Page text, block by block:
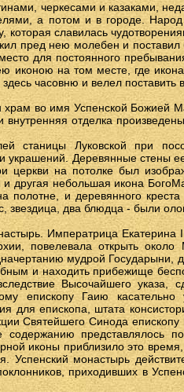
черкесами и казаками,
а потом и в городе. Народ
которая славилась
пред нею молебен и
для постоянного
иконою на том месте, где
часовню и велел поставить
во имя Успенской Божией
внутренняя отделка
станицы Луковской при
украшений. Деревянные стены
церкви на потолке был
другая небольшая икона
полотне, и деревянного
звездица, два блюдца - были
Императрица Екатерина
повелевала открыть около
мудрой Государыни,
и находить прибежище
Высочайшего указа,
епископу Гаию
для епископа, штата
Святейшего Синода
представлялось
иконы приблизило это
Успенский монастырь
приходивших в